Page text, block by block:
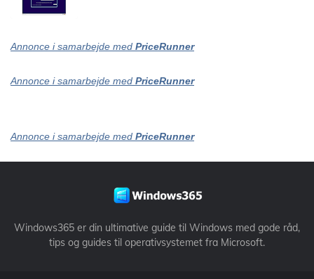
Annonce i samarbejde med PriceRunner
Annonce i samarbejde med PriceRunner
Annonce i samarbejde med PriceRunner
Windows365 er din ultimative guide til Windows med gode råd,
tips og guides til operativsystemet fra Microsoft.